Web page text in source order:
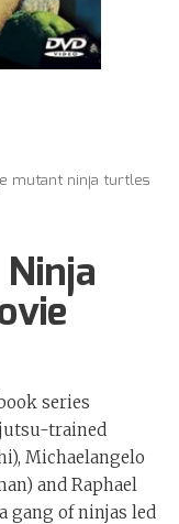
mutant ninja turtles
series
trained
Michaelangelo
and Raphael
gang of ninjas led